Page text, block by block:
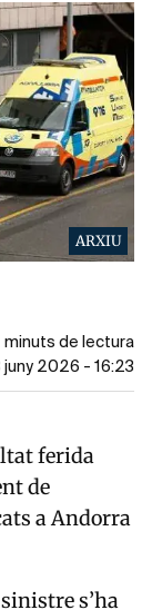
ARXIU
minuts de lectura
juny 2026 - 16:23
ferida
de
a Andorra
s’ha